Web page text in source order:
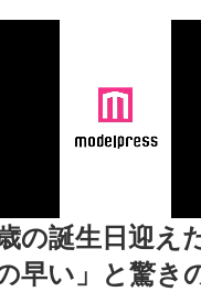
の誕生日迎え
早い」と驚き